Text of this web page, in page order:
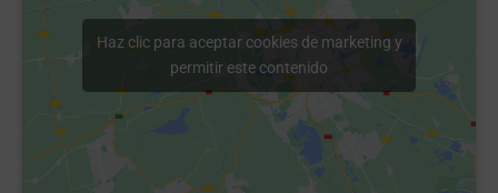
Haz clic para aceptar cookies de marketing y
permitir este contenido